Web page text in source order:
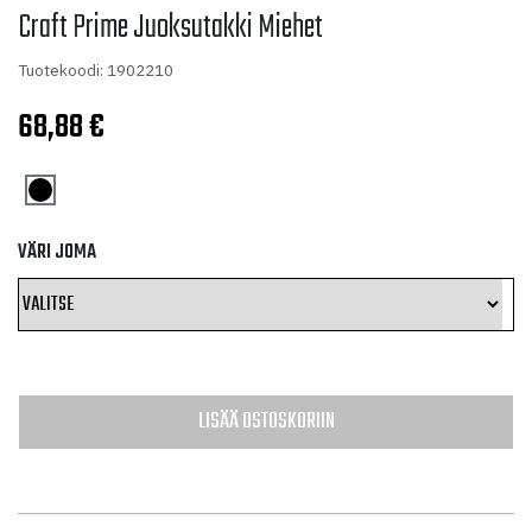
Craft Prime Juoksutakki Miehet
Tuotekoodi: 1902210
68,88€
VÄRI JOMA
LISÄÄ OSTOSKORIIN